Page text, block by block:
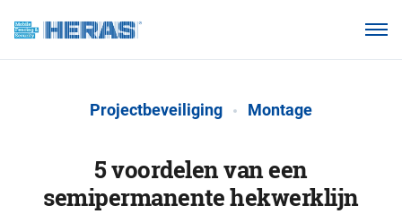
Kennisbank
Over ons
Projectbeveiliging Montage
5 voordelen van een
semipermanente hekwerklijn